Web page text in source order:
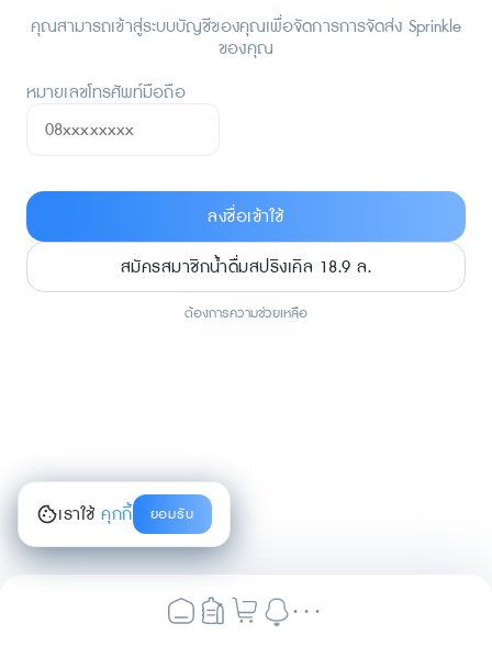
คุณสามารถเข้าสู่ระบบบัญชีของคุณเพื่อจัดการการจัดส่ง Sprinkle
ของคุณ
หมายเลขโทรศัพท์มือถือ
ลงชื่อเข้าใช้
สมัครสมาชิกน้ำดื่มสปริงเคิล 18.9 ล.
ต้องการความช่วยเหลือ
...
เราใช้คุกกี้ ยอมรับ